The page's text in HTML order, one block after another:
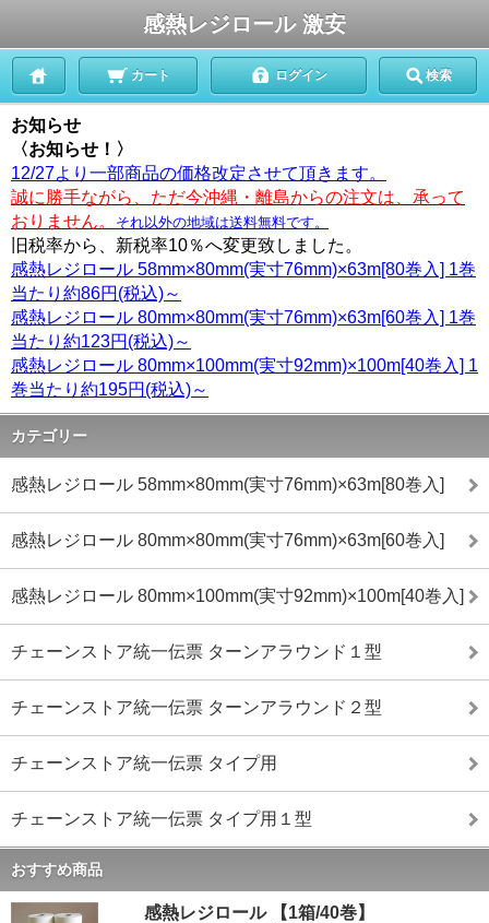
感熱レジロール 激安
カート ログイン 検索
お知らせ
〈お知らせ！〉
12/27より一部商品の価格改定させて頂きます。
誠に勝手ながら、ただ今沖縄・離島からの注文は、承って
おりません。
それ以外の地域は送料無料です。
旧税率から、新税率10％へ変更致しました。
感熱レジロール 58mm×80mm(実寸76mm)×63m[80巻入] 1巻
当たり約86円(税込)～
感熱レジロール 80mm×80mm(実寸76mm)×63m[60巻入] 1巻
当たり約123円(税込)～
感熱レジロール 80mm×100mm(実寸92mm)×100m[40巻入] 1
巻当たり約195円(税込)～
カテゴリー
感熱レジロール 58mm×80mm(実寸76mm)×63m[80巻入]
感熱レジロール 80mm×80mm(実寸76mm)×63m[60巻入]
感熱レジロール 80mm×100mm(実寸92mm)×100m[40巻入]
チェーンストア統一伝票 ターンアラウンド１型
チェーンストア統一伝票 ターンアラウンド２型
チェーンストア統一伝票 タイプ用
チェーンストア統一伝票 タイプ用１型
おすすめ商品
感熱レジロール 【1箱/40巻】